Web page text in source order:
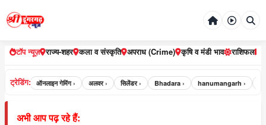
टॉप न्यूज़ राज्य-शहर कला व संस्कृति अपराध (Crime) कृषि व मंडी भाव राशिफल
ट्रेडिंग:
भरतपुर › ऑनलाइन गेमिंग › अलवर › सिलेंडर › Bhadara › hanumangarh ›
अभी आप पढ़ रहे हैं: